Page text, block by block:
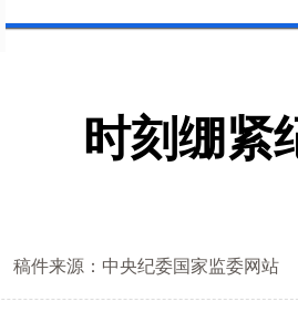
时刻绷紧
稿件来源：中央纪委国家监委网站